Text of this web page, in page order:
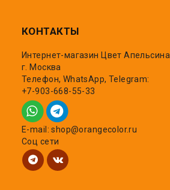
КОНТАКТЫ
Интернет-магазин Цвет Апельсина
г. Москва
Телефон, WhatsApp, Telegram:
+7-903-668-55-33
E-mail: shop@orangecolor.ru
Соц сети